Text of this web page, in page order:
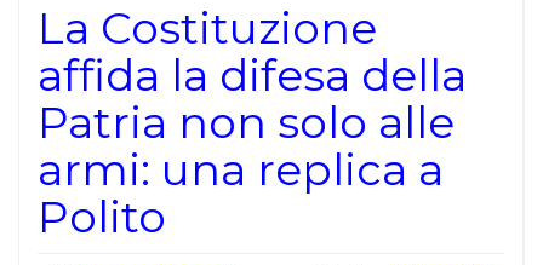
La Costituzione
affida la difesa della
Patria non solo alle
armi: una replica a
Polito